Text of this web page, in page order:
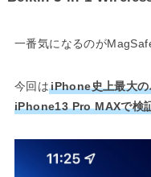
一番気になるのが
今回はiPhone史上最大の
iPhone13 Pro MAXで検